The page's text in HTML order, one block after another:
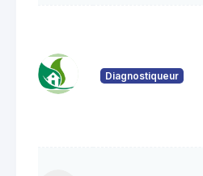
Diagnostiqueur